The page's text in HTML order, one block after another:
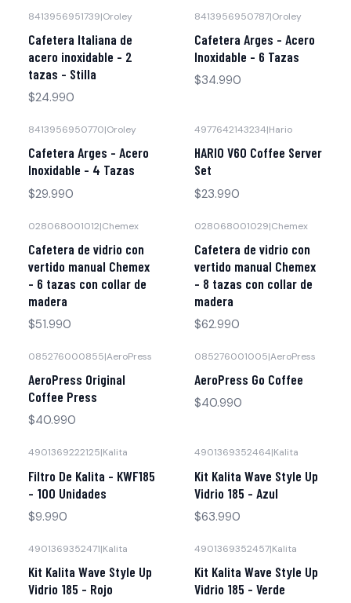
8413956951739|Oroley
Cafetera Italiana de
acero inoxidable - 2
tazas - Stilla
$24.990
8413956950787|Oroley
Cafetera Arges - Acero
Inoxidable - 6 Tazas
$34.990
8413956950770|Oroley
Cafetera Arges - Acero
Inoxidable - 4 Tazas
$29.990
4977642143234|Hario
HARIO V60 Coffee Server
Set
$23.990
028068001012|Chemex
Cafetera de vidrio con
vertido manual Chemex
- 6 tazas con collar de
madera
$51.990
028068001029|Chemex
Cafetera de vidrio con
vertido manual Chemex
- 8 tazas con collar de
madera
$62.990
085276000855|AeroPress
AeroPress Original
Coffee Press
$40.990
085276001005|AeroPress
AeroPress Go Coffee
$40.990
4901369222125|Kalita
Filtro De Kalita - KWF185
- 100 Unidades
$9.990
4901369352464|Kalita
Kit Kalita Wave Style Up
Vidrio 185 - Azul
$63.990
4901369352471|Kalita
Kit Kalita Wave Style Up
Vidrio 185 - Rojo
4901369352457|Kalita
Kit Kalita Wave Style Up
Vidrio 185 - Verde